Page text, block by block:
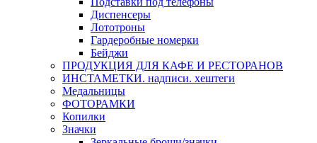
Диспенсеры
Лототроны
Гардеробные номерки
Бейджи
ПРОДУКЦИЯ ДЛЯ КАФЕ И РЕСТОРАНОВ
ИНСТАМЕТКИ. надписи. хештеги
Медальницы
ФОТОРАМКИ
Копилки
Значки